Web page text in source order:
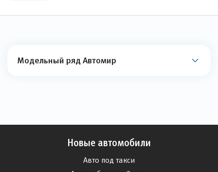
Модельный ряд Автомир
Новые автомобили
Авто под такси